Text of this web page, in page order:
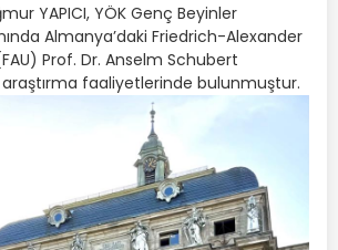
YAPICI, YÖK Genç Beyinler
Almanya’daki Friedrich-Alexander
Prof. Dr. Anselm Schubert
araştırma faaliyetlerinde bulunmuştur.